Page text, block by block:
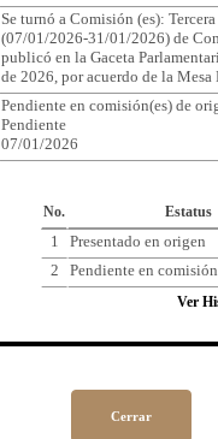
Se turnó a Comisión (es):
(07/01/2026-31/01/2026) de
publicó en la Gaceta
de 2026, por acuerdo de la
Pendiente en comisión(es) de
Pendiente
07/01/2026
No. Estatus
1 Presentado en origen
2
Pendiente en
Ver
Cerrar